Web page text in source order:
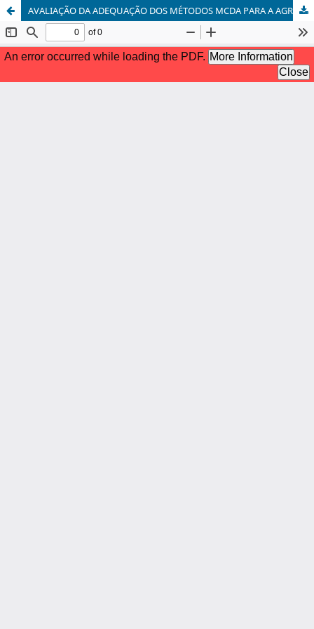
AVALIAÇÃO DA ADEQUAÇÃO DOS MÉTODOS MCDA PARA A AGREGAÇÃO EM ACV-SOCIAL: UMA REVISÃO SISTEMÁTICA